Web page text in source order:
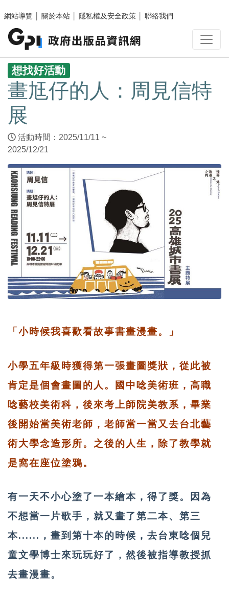
網站導覽
關於本站 隱私權及安全政策 聯絡我們
:::
想找好活動
畫尪仔的人：周見信特
展
活動時間：2025/11/11 ~
2025/12/21
「小時候我喜歡看故事書畫漫畫。」
小學五年級時獲得第一張畫圖獎狀，從此被
肯定是個會畫圖的人。國中唸美術班，高職
唸藝校美術科，後來考上師院美教系，畢業
後開始當美術老師，老師當一當又去台北藝
術大學念造形所。之後的人生，除了教學就
是窩在座位塗鴉。
有一天不小心塗了一本繪本，得了獎。因為
不想當一片歌手，就又畫了第二本、第三
本......，畫到第十本的時候，去台東唸個兒
童文學博士來玩玩好了，然後被指導教授抓
去畫漫畫。